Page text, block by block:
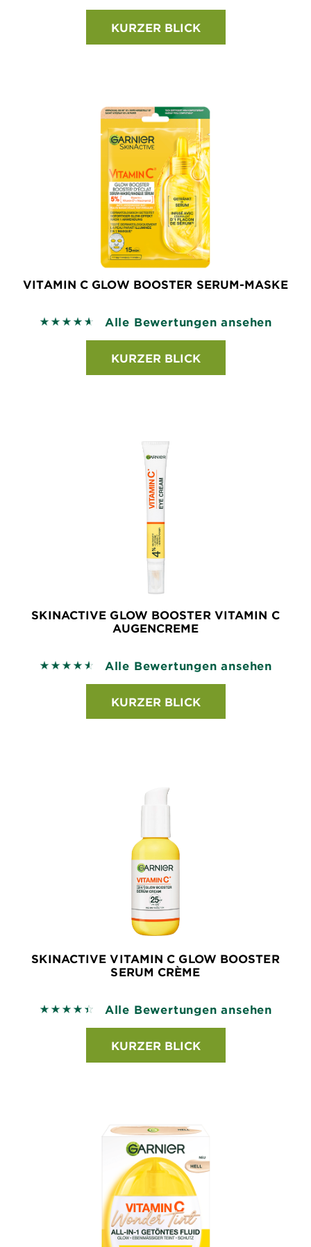
KURZER BLICK
VITAMIN C GLOW BOOSTER SERUM-MASKE
4.6215 out of 5 stars based on reviews
Alle Bewertungen ansehen
KURZER BLICK
SKINACTIVE GLOW BOOSTER VITAMIN C
AUGENCREME
4.6 out of 5 stars based on reviews
Alle Bewertungen ansehen
KURZER BLICK
SKINACTIVE VITAMIN C GLOW BOOSTER
SERUM CRÈME
4.4173 out of 5 stars based on reviews
Alle Bewertungen ansehen
KURZER BLICK